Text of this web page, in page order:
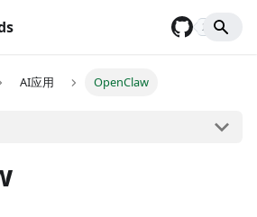
2,929
AI应用 OpenClaw